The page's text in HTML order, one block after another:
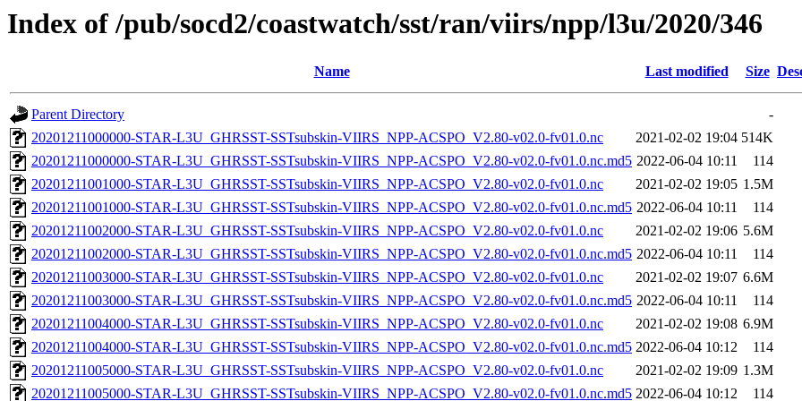
Index of /pub/socd2/coastwatch/sst/ran/viirs/npp/l3u/2020/346
Name Last modified Size
Parent Directory
-
20201211000000-STAR-L3U_GHRSST-SSTsubskin-VIIRS_NPP-ACSPO_V2.80-v02.0-fv01.0.nc
2021-02-02 19:04 514K
20201211000000-STAR-L3U_GHRSST-SSTsubskin-VIIRS_NPP-ACSPO_V2.80-v02.0-fv01.0.nc.md5 2022-06-04 10:11
114
20201211001000-STAR-L3U_GHRSST-SSTsubskin-VIIRS_NPP-ACSPO_V2.80-v02.0-fv01.0.nc
2021-02-02 19:05 1.5M
20201211001000-STAR-L3U_GHRSST-SSTsubskin-VIIRS_NPP-ACSPO_V2.80-v02.0-fv01.0.nc.md5 2022-06-04 10:11
114
20201211002000-STAR-L3U_GHRSST-SSTsubskin-VIIRS_NPP-ACSPO_V2.80-v02.0-fv01.0.nc
2021-02-02 19:06 5.6M
20201211002000-STAR-L3U_GHRSST-SSTsubskin-VIIRS_NPP-ACSPO_V2.80-v02.0-fv01.0.nc.md5 2022-06-04 10:11
114
20201211003000-STAR-L3U_GHRSST-SSTsubskin-VIIRS_NPP-ACSPO_V2.80-v02.0-fv01.0.nc
2021-02-02 19:07 6.6M
20201211003000-STAR-L3U_GHRSST-SSTsubskin-VIIRS_NPP-ACSPO_V2.80-v02.0-fv01.0.nc.md5 2022-06-04 10:11
114
20201211004000-STAR-L3U_GHRSST-SSTsubskin-VIIRS_NPP-ACSPO_V2.80-v02.0-fv01.0.nc
2021-02-02 19:08 6.9M
20201211004000-STAR-L3U_GHRSST-SSTsubskin-VIIRS_NPP-ACSPO_V2.80-v02.0-fv01.0.nc.md5 2022-06-04 10:12
114
20201211005000-STAR-L3U_GHRSST-SSTsubskin-VIIRS_NPP-ACSPO_V2.80-v02.0-fv01.0.nc
2021-02-02 19:09 1.3M
20201211005000-STAR-L3U_GHRSST-SSTsubskin-VIIRS_NPP-ACSPO_V2.80-v02.0-fv01.0.nc.md5 2022-06-04 10:12
114